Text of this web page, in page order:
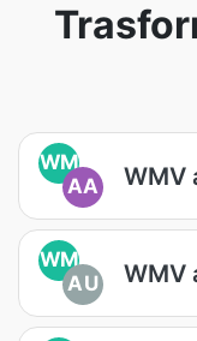
WM
AA
WMV
WM
AU
WMV